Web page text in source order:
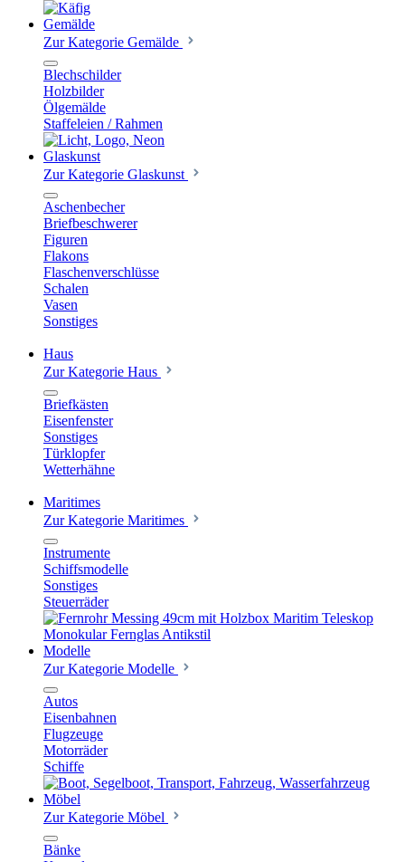
Gemälde
Zur Kategorie Gemälde
Blechschilder
Holzbilder
Ölgemälde
Staffeleien / Rahmen
Glaskunst
Zur Kategorie Glaskunst
Aschenbecher
Briefbeschwerer
Figuren
Flakons
Flaschenverschlüsse
Schalen
Vasen
Sonstiges
Haus
Zur Kategorie Haus
Briefkästen
Eisenfenster
Sonstiges
Türklopfer
Wetterhähne
Maritimes
Zur Kategorie Maritimes
Instrumente
Schiffsmodelle
Sonstiges
Steuerräder
Modelle
Zur Kategorie Modelle
Autos
Eisenbahnen
Flugzeuge
Motorräder
Schiffe
Möbel
Zur Kategorie Möbel
Bänke